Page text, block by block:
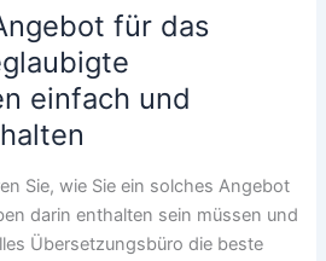
für das
einfach und
Sie, wie Sie ein solches Angebot
darin enthalten sein müssen und
Übersetzungsbüro die beste